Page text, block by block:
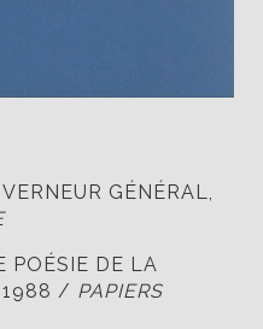
GÉNÉRAL,
POÉSIE DE LA
1988 / PAPIERS